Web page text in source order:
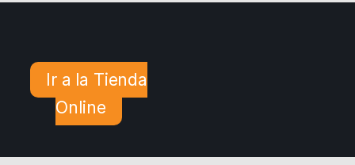
Ir a la Tienda
Online